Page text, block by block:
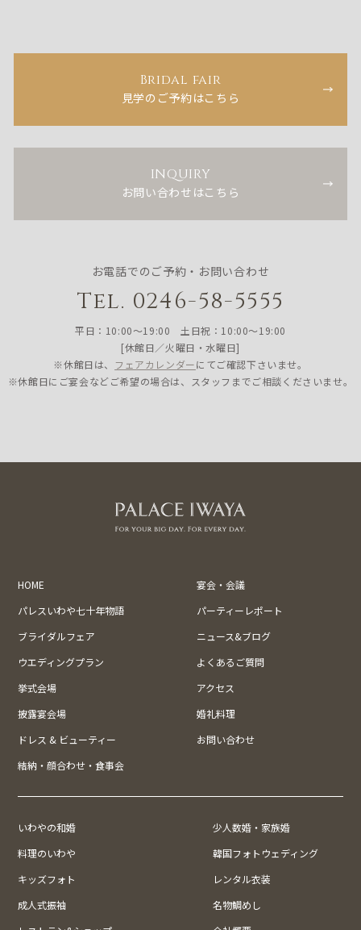
Bridal fair
見学のご予約はこちら
INQUIRY
お問い合わせはこちら
お電話でのご予約・お問い合わせ
Tel. 0246-58-5555
平日：10:00〜19:00 土日祝：10:00〜19:00
[休館日／火曜日・水曜日]
※休館日は、 フェアカレンダーにてご確認下さいませ。
※休館日にご宴会などご希望の場合は、スタッフまでご相談くださいませ。
HOME
宴会・会議
パレスいわや七十年物語
パーティーレポート
ブライダルフェア
ニュース&ブログ
ウエディングプラン
よくあるご質問
挙式会場
アクセス
披露宴会場
婚礼料理
ドレス & ビューティー
お問い合わせ
結納・顔合わせ・食事会
いわやの和婚
少人数婚・家族婚
料理のいわや
韓国フォトウェディング
キッズフォト
レンタル衣装
成人式振袖
名物鯛めし